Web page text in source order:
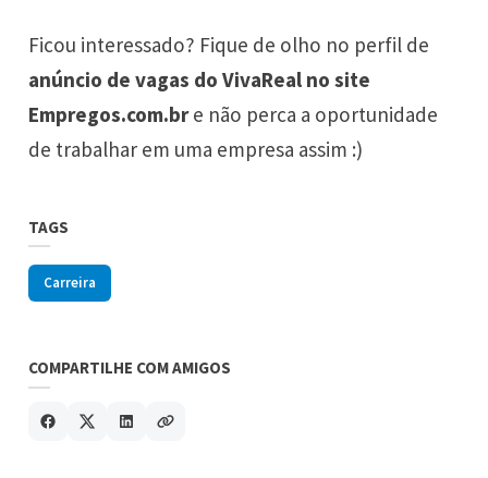
Ficou interessado? Fique de olho no perfil de
anúncio de vagas do VivaReal no site
Empregos.com.bre não perca a oportunidade
de trabalhar em uma empresa assim :)
TAGS
Carreira
COMPARTILHE COM AMIGOS